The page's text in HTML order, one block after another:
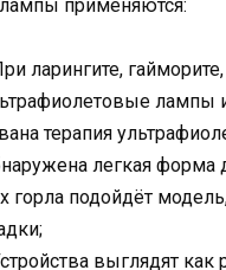
применяются:
ларингите,
лампы
терапия
легкая форма
горла подойдёт
выглядят